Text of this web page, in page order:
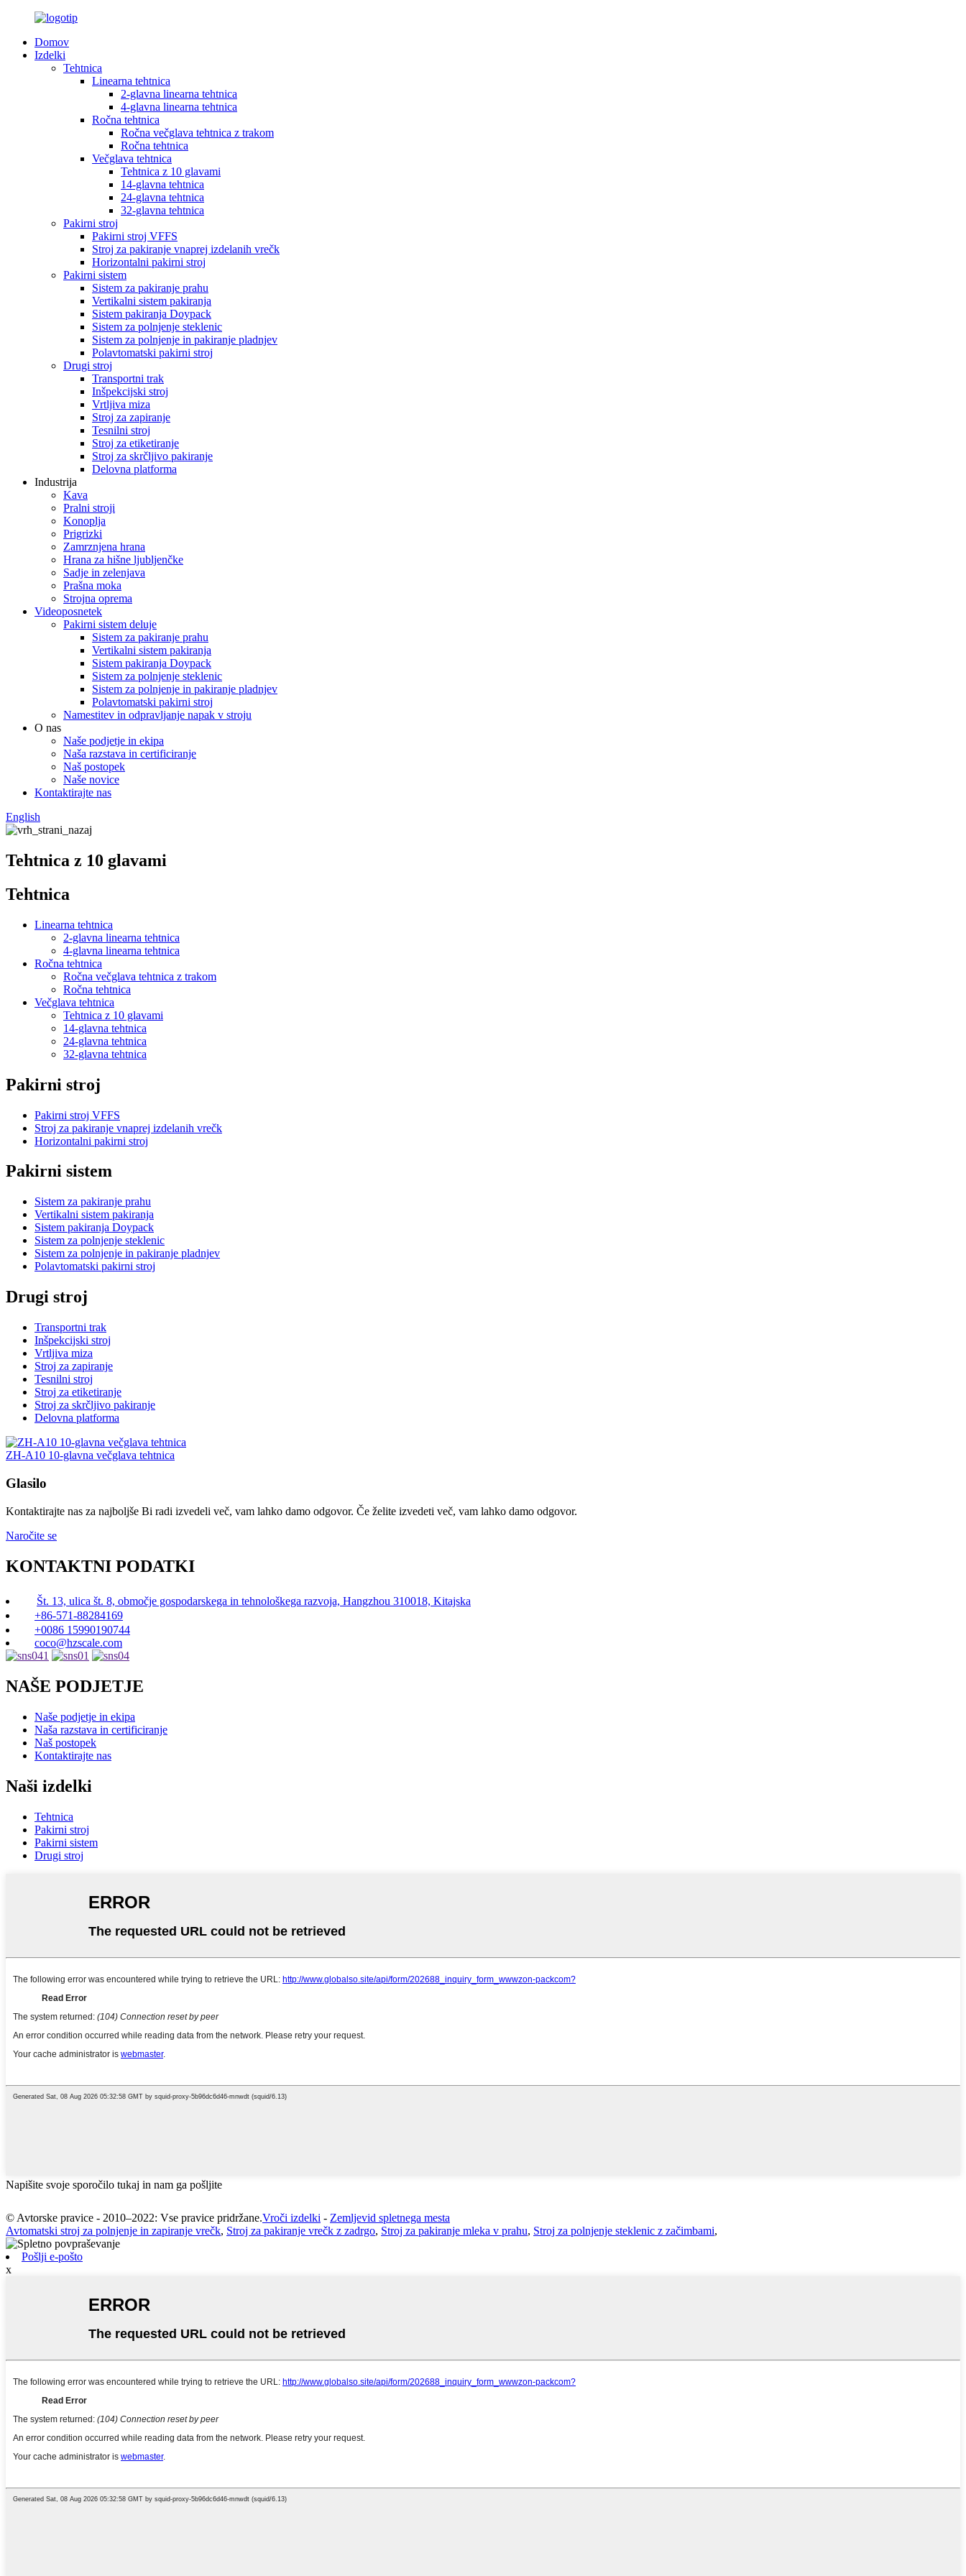
Domov
Izdelki
Tehtnica
Linearna tehtnica
2-glavna linearna tehtnica
4-glavna linearna tehtnica
Ročna tehtnica
Ročna večglava tehtnica z trakom
Ročna tehtnica
Večglava tehtnica
Tehtnica z 10 glavami
14-glavna tehtnica
24-glavna tehtnica
32-glavna tehtnica
Pakirni stroj
Pakirni stroj VFFS
Stroj za pakiranje vnaprej izdelanih vrečk
Horizontalni pakirni stroj
Pakirni sistem
Sistem za pakiranje prahu
Vertikalni sistem pakiranja
Sistem pakiranja Doypack
Sistem za polnjenje steklenic
Sistem za polnjenje in pakiranje pladnjev
Polavtomatski pakirni stroj
Drugi stroj
Transportni trak
Inšpekcijski stroj
Vrtljiva miza
Stroj za zapiranje
Tesnilni stroj
Stroj za etiketiranje
Stroj za skrčljivo pakiranje
Delovna platforma
Industrija
Kava
Pralni stroji
Konoplja
Prigrizki
Zamrznjena hrana
Hrana za hišne ljubljenčke
Sadje in zelenjava
Prašna moka
Strojna oprema
Videoposnetek
Pakirni sistem deluje
Sistem za pakiranje prahu
Vertikalni sistem pakiranja
Sistem pakiranja Doypack
Sistem za polnjenje steklenic
Sistem za polnjenje in pakiranje pladnjev
Polavtomatski pakirni stroj
Namestitev in odpravljanje napak v stroju
O nas
Naše podjetje in ekipa
Naša razstava in certificiranje
Naš postopek
Naše novice
Kontaktirajte nas
English
Tehtnica z 10 glavami
Tehtnica
Linearna tehtnica
2-glavna linearna tehtnica
4-glavna linearna tehtnica
Ročna tehtnica
Ročna večglava tehtnica z trakom
Ročna tehtnica
Večglava tehtnica
Tehtnica z 10 glavami
14-glavna tehtnica
24-glavna tehtnica
32-glavna tehtnica
Pakirni stroj
Pakirni stroj VFFS
Stroj za pakiranje vnaprej izdelanih vrečk
Horizontalni pakirni stroj
Pakirni sistem
Sistem za pakiranje prahu
Vertikalni sistem pakiranja
Sistem pakiranja Doypack
Sistem za polnjenje steklenic
Sistem za polnjenje in pakiranje pladnjev
Polavtomatski pakirni stroj
Drugi stroj
Transportni trak
Inšpekcijski stroj
Vrtljiva miza
Stroj za zapiranje
Tesnilni stroj
Stroj za etiketiranje
Stroj za skrčljivo pakiranje
Delovna platforma
ZH-A10 10-glavna večglava tehtnica
Glasilo
Kontaktirajte nas za najboljše Bi radi izvedeli več, vam lahko damo odgovor. Če želite izvedeti več, vam lahko damo odgovor.
Naročite se
KONTAKTNI PODATKI
Št. 13, ulica št. 8, območje gospodarskega in tehnološkega razvoja, Hangzhou 310018, Kitajska
+86-571-88284169
+0086 15990190744
coco@hzscale.com
NAŠE PODJETJE
Naše podjetje in ekipa
Naša razstava in certificiranje
Naš postopek
Kontaktirajte nas
Naši izdelki
Tehtnica
Pakirni stroj
Pakirni sistem
Drugi stroj
Napišite svoje sporočilo tukaj in nam ga pošljite
© Avtorske pravice - 2010–2022: Vse pravice pridržane.Vroči izdelki - Zemljevid spletnega mesta
Avtomatski stroj za polnjenje in zapiranje vrečk, Stroj za pakiranje vrečk z zadrgo, Stroj za pakiranje mleka v prahu, Stroj za polnjenje steklenic z začimbami,
Pošlji e-pošto
x